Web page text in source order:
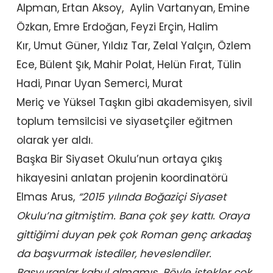
Alpman, Ertan Aksoy, Aylin Vartanyan, Emine
Özkan, Emre Erdoğan, Feyzi Erçin, Halim
Kır, Umut Güner, Yıldız Tar, Zelal Yalçın, Özlem
Ece, Bülent Şık, Mahir Polat, Helün Fırat, Tülin
Hadi, Pınar Uyan Semerci, Murat
Meriç ve Yüksel Taşkın gibi akademisyen, sivil
toplum temsilcisi ve siyasetçiler eğitmen
olarak yer aldı.
Başka Bir Siyaset Okulu’nun ortaya çıkış
hikayesini anlatan projenin koordinatörü
Elmas Arus, “2015 yılında Boğaziçi Siyaset
Okulu’na gitmiştim. Bana çok şey kattı. Oraya
gittiğimi duyan pek çok Roman genç arkadaş
da başvurmak istediler, heveslendiler.